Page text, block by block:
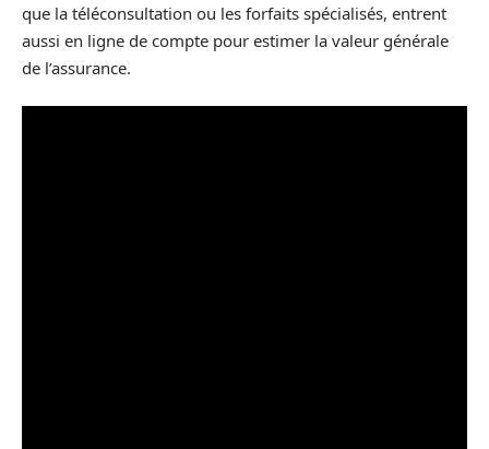
que la téléconsultation ou les forfaits spécialisés, entrent
aussi en ligne de compte pour estimer la valeur générale
de l’assurance.